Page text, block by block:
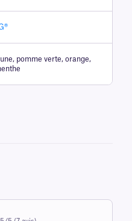
pomme verte, orange,